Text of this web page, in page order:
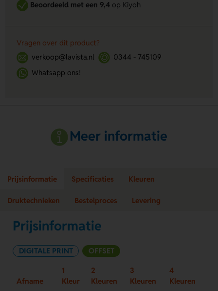
Beoordeeld met een 9,4op Kiyoh
Vragen over dit product?
verkoop@lavista.nl
0344 - 745109
Whatsapp ons!
Meer informatie
Prijsinformatie Specificaties Kleuren
Druktechnieken Bestelproces Levering
Prijsinformatie
DIGITALE PRINT OFFSET
Afname
1
Kleur
2
Kleuren
3
Kleuren
4
Kleuren